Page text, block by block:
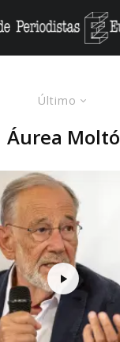
Último
Áurea Moltó